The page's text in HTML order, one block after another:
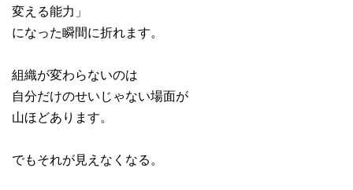
変える能力」
になった瞬間に折れます。
組織が変わらないのは
自分だけのせいじゃない場面が
山ほどあります。
でもそれが見えなくなる。